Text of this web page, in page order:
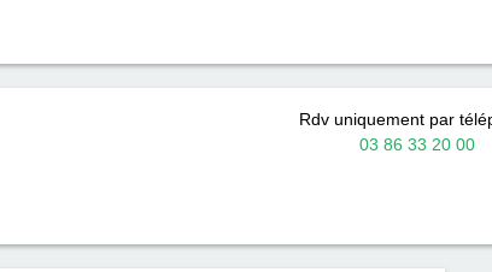
Rdv uniquement par
03 86 33 20 00